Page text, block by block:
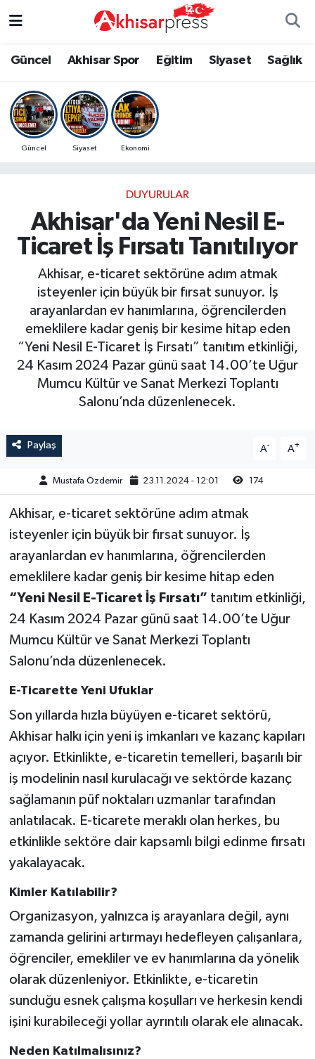
Güncel Akhisar Spor Eğitim Siyaset Sağlık
Güncel Siyaset Ekonomi
DUYURULAR
Akhisar'da Yeni Nesil E-
Ticaret İş Fırsatı Tanıtılıyor
Akhisar, e-ticaret sektörüne adım atmak
isteyenler için büyük bir fırsat sunuyor. İş
arayanlardan ev hanımlarına, öğrencilerden
emeklilere kadar geniş bir kesime hitap eden
“Yeni Nesil E-Ticaret İş Fırsatı” tanıtım etkinliği,
24 Kasım 2024 Pazar günü saat 14.00’te Uğur
Mumcu Kültür ve Sanat Merkezi Toplantı
Salonu’nda düzenlenecek.
Paylaş A- A+
Mustafa Özdemir 23.11.2024 - 12:01 174
Akhisar, e-ticaret sektörüne adım atmak
isteyenler için büyük bir fırsat sunuyor. İş
arayanlardan ev hanımlarına, öğrencilerden
emeklilere kadar geniş bir kesime hitap eden
“Yeni Nesil E-Ticaret İş Fırsatı” tanıtım etkinliği,
24 Kasım 2024 Pazar günü saat 14.00’te Uğur
Mumcu Kültür ve Sanat Merkezi Toplantı
Salonu’nda düzenlenecek.
E-Ticarette Yeni Ufuklar
Son yıllarda hızla büyüyen e-ticaret sektörü,
Akhisar halkı için yeni iş imkanları ve kazanç kapıları
açıyor. Etkinlikte, e-ticaretin temelleri, başarılı bir
iş modelinin nasıl kurulacağı ve sektörde kazanç
sağlamanın püf noktaları uzmanlar tarafından
anlatılacak. E-ticarete meraklı olan herkes, bu
etkinlikle sektöre dair kapsamlı bilgi edinme fırsatı
yakalayacak.
Kimler Katılabilir?
Organizasyon, yalnızca iş arayanlara değil, aynı
zamanda gelirini artırmayı hedefleyen çalışanlara,
öğrenciler, emekliler ve ev hanımlarına da yönelik
olarak düzenleniyor. Etkinlikte, e-ticaretin
sunduğu esnek çalışma koşulları ve herkesin kendi
işini kurabileceği yollar ayrıntılı olarak ele alınacak.
Neden Katılmalısınız?
Güncel
Akhisar Spor
Eğitim
Ekonomi
Tarım-Gıda
Kültür-Sanat
Magazin
Duyurular
Magazin
Kültür-Sanat
Duyurular
Röportaj
Dünya
Yaşam
Kadın
Teknoloji
Akhisar Emlak
Ülke
Etiketler
Güncel
Eğitim
Siyaset
Ekonomi
Magazin
Kültür-Sanat
Duyurular
Tarım-Gıda
Röportaj
Dünya
Yaşam
Kadın
Teknoloji
Yerel Haber
Akhisar Emlak
Ülke
Etiketler
Manisa Nöbetçi Eczaneler
Manisa Hava Durumu
Manisa Namaz Vakitleri
Süper Lig Puan Durumu ve Fikstür
Tüm Manşetler
Son Dakika Haberleri
Haber Arşivi